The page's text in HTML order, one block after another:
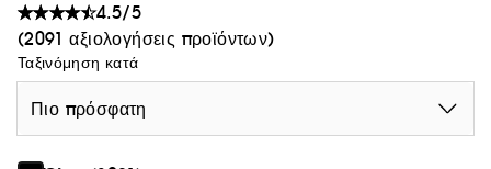
4.5/5
(2091 αξιολογήσεις προϊόντων)
Ταξινόμηση κατά
Πιο πρόσφατη